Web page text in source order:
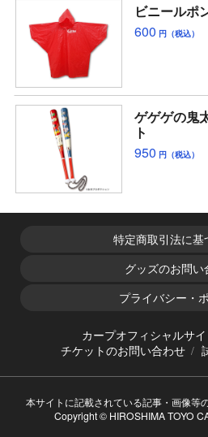
ビニールポ
600 円（税込）
ゲゲゲの鬼
ト
950 円（税込）
特定商取引法に基
グッズのお問い
プライバシー・
カープオフィシャルサイ
チケットのお問い合わせ
本サイトに記載されている記事・画像等
Copyright © HIROSHIMA TOYO